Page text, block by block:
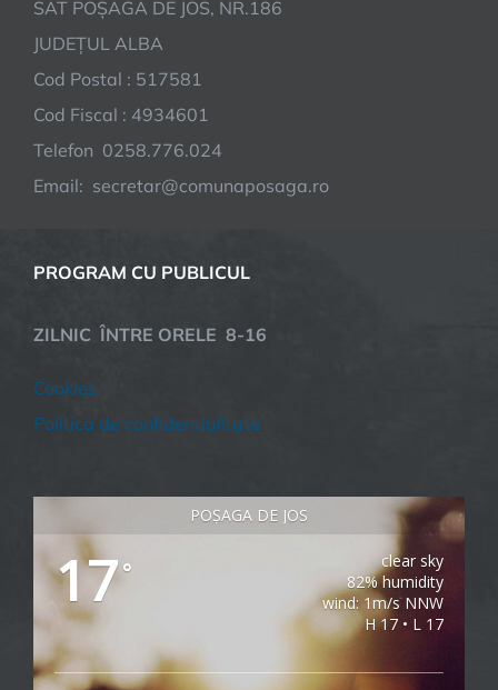
SAT POȘAGA DE JOS, NR.186
JUDEȚUL ALBA
Cod Postal : 517581
Cod Fiscal : 4934601
Telefon 0258.776.024
Email: secretar@comunaposaga.ro
PROGRAM CU PUBLICUL
ZILNIC ÎNTRE ORELE 8-16
Cookies
Politica de confidentialitate
POȘAGA DE JOS
17°
clear sky
82% humidity
wind: 1m/s NNW
H 17 • L 17